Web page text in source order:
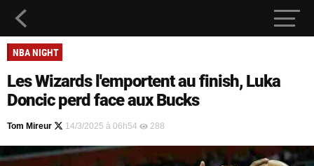
NBA NIGHT
Les Wizards l'emportent au finish, Luka
Doncic perd face aux Bucks
Tom Mireur 14/3/2025 à 06h54 288